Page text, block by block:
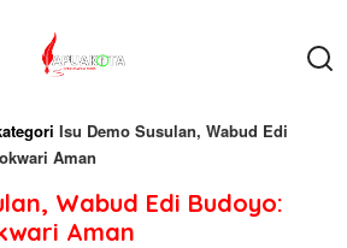
Isu Demo Susulan, Wabud Edi
Aman
Wabud Edi Budoyo:
Aman